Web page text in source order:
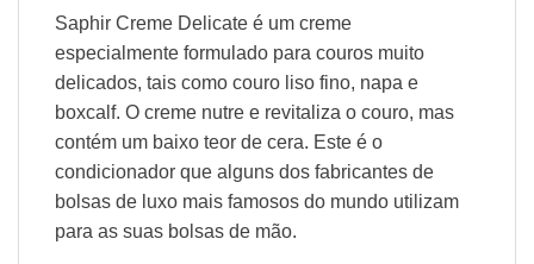
Saphir Creme Delicate é um creme
especialmente formulado para couros muito
delicados, tais como couro liso fino, napa e
boxcalf. O creme nutre e revitaliza o couro, mas
contém um baixo teor de cera. Este é o
condicionador que alguns dos fabricantes de
bolsas de luxo mais famosos do mundo utilizam
para as suas bolsas de mão.